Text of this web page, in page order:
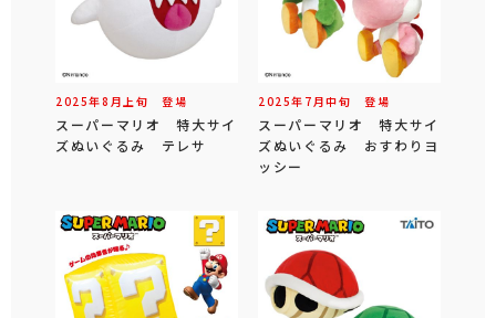
2025年8 月 上旬 登場
スーパーマリオ 特大サイ
ズぬいぐるみ テレサ
2025年 7 月中旬 登場
スーパーマリオ 特大サイ
ズぬいぐるみ おすわりヨ
ッシー